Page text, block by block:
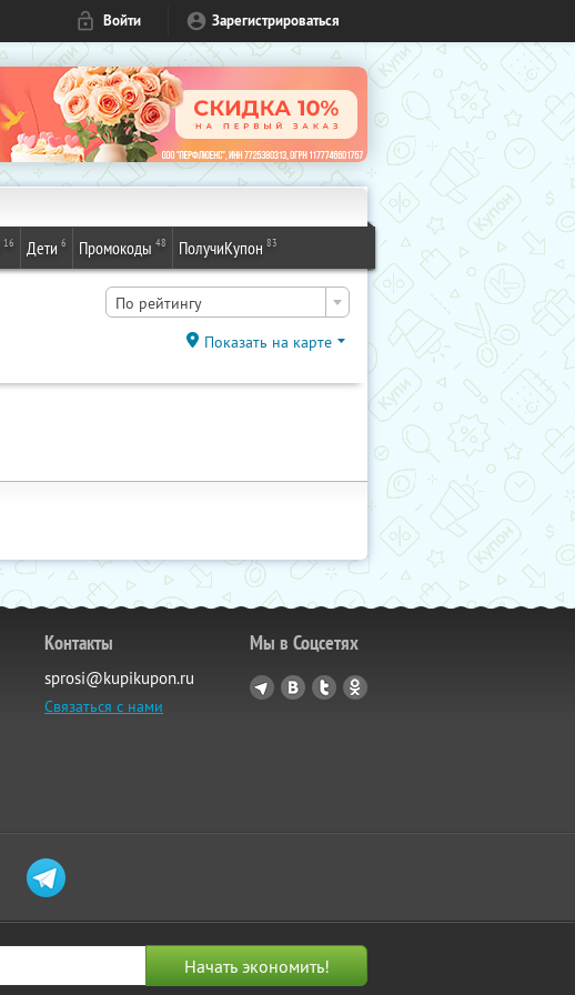
Войти Зарегистрироваться
16 Дети 6 Промокоды 48 ПолучиКупон 83
По рейтингу
Показать на карте
Контакты
sprosi@kupikupon.ru
Связаться с нами
Мы в Соцсетях